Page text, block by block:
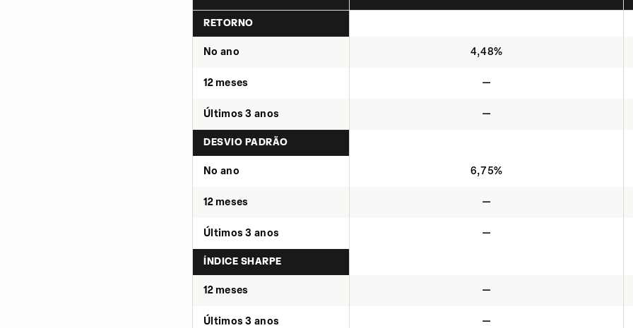
RETORNO
No ano 4,48%
12 meses —
Últimos 3 anos —
DESVIO PADRÃO
No ano 6,75%
12 meses —
Últimos 3 anos —
ÍNDICE SHARPE
12 meses —
Últimos 3 anos —